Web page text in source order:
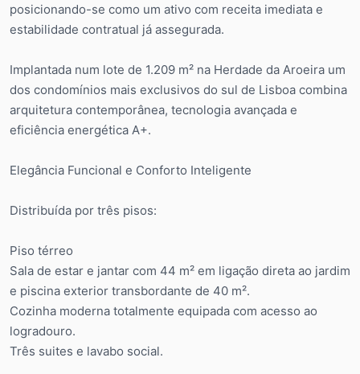
posicionando-se como um ativo com receita imediata e
estabilidade contratual já assegurada.
Implantada num lote de 1.209 m² na Herdade da Aroeira um
dos condomínios mais exclusivos do sul de Lisboa combina
arquitetura contemporânea, tecnologia avançada e
eficiência energética A+.
Elegância Funcional e Conforto Inteligente
Distribuída por três pisos:
Piso térreo
Sala de estar e jantar com 44 m² em ligação direta ao jardim
e piscina exterior transbordante de 40 m².
Cozinha moderna totalmente equipada com acesso ao
logradouro.
Três suites e lavabo social.